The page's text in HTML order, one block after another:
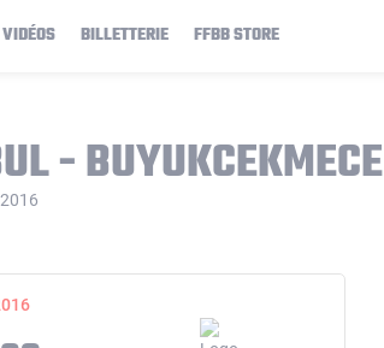
VIDÉOS BILLETTERIE FFBB STORE
- BUYUKCEKMECE